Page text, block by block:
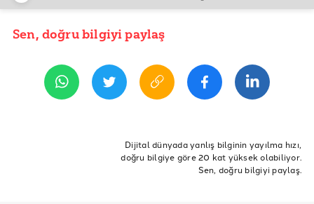
YAYIN TARİHİ
Fact-checking
Atölye
Doğruluk Payı Atölyesi
dp atölye fact-checking atölyesi
Sen, doğru bilgiyi paylaş
Dijital dünyada yanlış bilginin yayılma hızı,
doğru bilgiye göre 20 kat yüksek olabiliyor.
Sen, doğru bilgiyi paylaş.